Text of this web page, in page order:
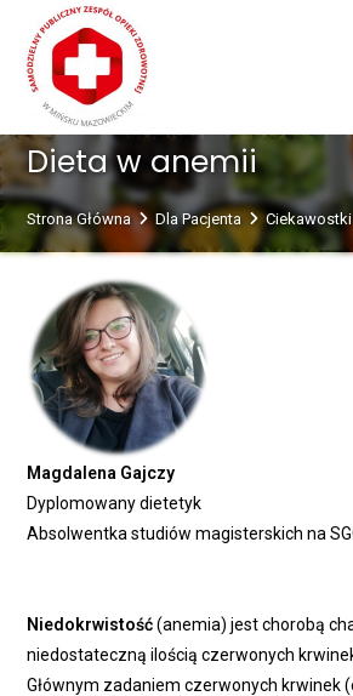
treści
content
Dieta w anemii
Strona Główna Dla Pacjenta
Magdalena Gajczy
Dyplomowany dietetyk
Absolwentka studiów magisterskich na
Niedokrwistość(anemia) jest chorobą
niedostateczną ilością czerwonych
Głównym zadaniem czerwonych krwinek